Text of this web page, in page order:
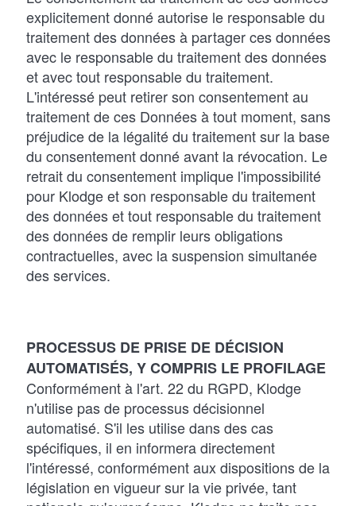
explicitement donné autorise le responsable du
traitement des données à partager ces données
avec le responsable du traitement des données
et avec tout responsable du traitement.
L'intéressé peut retirer son consentement au
traitement de ces Données à tout moment, sans
préjudice de la légalité du traitement sur la base
du consentement donné avant la révocation. Le
retrait du consentement implique l'impossibilité
pour Klodge et son responsable du traitement
des données et tout responsable du traitement
des données de remplir leurs obligations
contractuelles, avec la suspension simultanée
des services.
PROCESSUS DE PRISE DE DÉCISION
AUTOMATISÉS, Y COMPRIS LE PROFILAGE
Conformément à l'art. 22 du RGPD, Klodge
n'utilise pas de processus décisionnel
automatisé. S'il les utilise dans des cas
spécifiques, il en informera directement
l'intéressé, conformément aux dispositions de la
législation en vigueur sur la vie privée, tant